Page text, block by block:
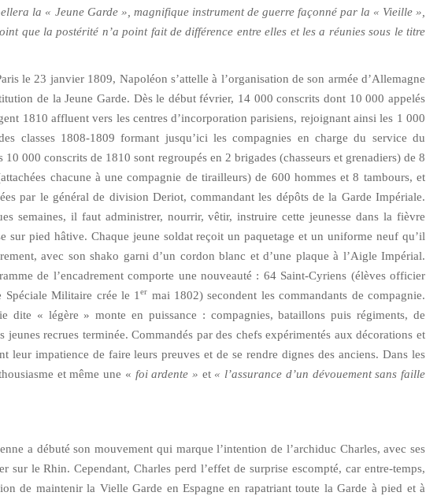
la « Jeune Garde », magnifique instrument de guerre façonné par la « Vieille »,
que la postérité n’a point fait de différence entre elles et les a réunies sous le titre
le 23 janvier 1809, Napoléon s’attelle à l’organisation de son armée d’Allemagne
de la Jeune Garde. Dès le début février, 14 000 conscrits dont 10 000 appelés
1810 affluent vers les centres d’incorporation parisiens, rejoignant ainsi les 1 000
classes 1808-1809 formant jusqu’ici les compagnies en charge du service du
10 000 conscrits de 1810 sont regroupés en 2 brigades (chasseurs et grenadiers) de 8
chacune à une compagnie de tirailleurs) de 600 hommes et 8 tambours, et
par le général de division Deriot, commandant les dépôts de la Garde Impériale.
semaines, il faut administrer, nourrir, vêtir, instruire cette jeunesse dans la fièvre
sur pied hâtive. Chaque jeune soldat reçoit un paquetage et un uniforme neuf qu’il
avec son shako garni d’un cordon blanc et d’une plaque à l’Aigle Impérial.
de l’encadrement comporte une nouveauté : 64 Saint-Cyriens (élèves officier
Spéciale Militaire crée le 1er mai 1802) secondent les commandants de compagnie.
dite « légère » monte en puissance : compagnies, bataillons puis régiments, de
recrues terminée. Commandés par des chefs expérimentés aux décorations et
leur impatience de faire leurs preuves et de se rendre dignes des anciens. Dans les
et même une « foi ardente » et« l’assurance d’un dévouement sans faille
a débuté son mouvement qui marque l’intention de l’archiduc Charles, avec ses
sur le Rhin. Cependant, Charles perd l’effet de surprise escompté, car entre-temps,
de maintenir la Vielle Garde en Espagne en rapatriant toute la Garde à pied et à